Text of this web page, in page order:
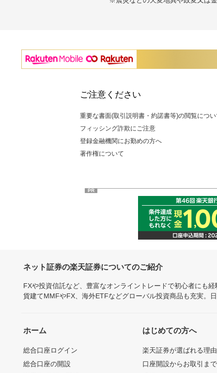
ご注意ください
重要な書面(取引説明書・約諾書等)の閲覧につ
フィッシング詐欺にご注意
登録金融機関にお勤めの方へ
著作権について
PR
ネット証券の楽天証券についてのご紹介
FXや投資信託など、豊富なオンライントレードで初心者にも
貨建てMMFやFX、海外ETFなどグローバル投資商品も充実。
ホーム
総合口座ログイン
総合口座の開設
はじめての方へ
楽天証券が選ばれる理由
口座開設からお取引ま